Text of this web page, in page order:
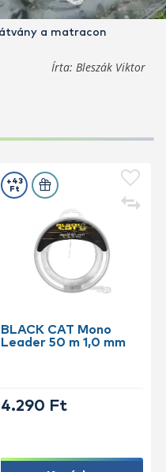
a matracon
Írta: Bleszák Viktor
BLACK CAT Mono
Leader 50 m 1,0 mm
+43
Ft
4.290 Ft